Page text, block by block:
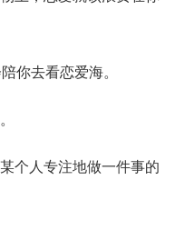
你去看恋爱海。
个人专注地做一件事的